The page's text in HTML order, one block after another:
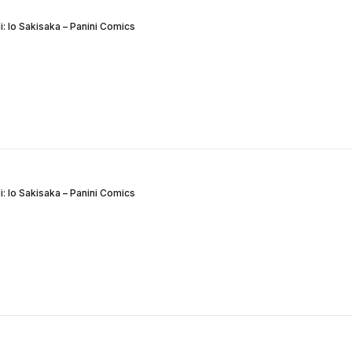
Io Sakisaka – Panini Comics
Io Sakisaka – Panini Comics